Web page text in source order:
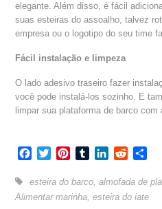
elegante. Além disso, é fácil
suas esteiras do assoalho, talvez
empresa ou o logotipo do seu time
Fácil instalação e limpeza
O lado adesivo traseiro fazer
você pode instalá-los sozinho. E
limpar sua plataforma de barco com
Facebook
TwitterPinterestTumblrLinkedInReddit
esteira do barco,almofada de
Alimentar marinha,esteira do iate